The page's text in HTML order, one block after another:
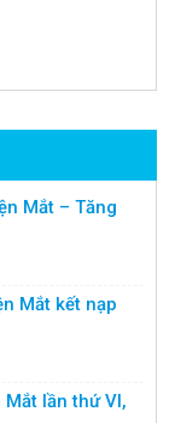
Mắt – Tăng
Mắt kết nạp
lần thứ VI,